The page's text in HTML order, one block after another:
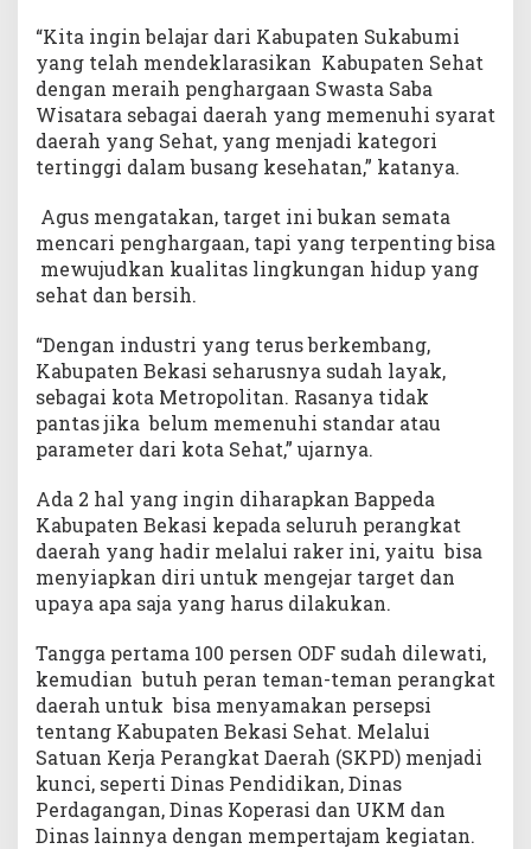
“Kita ingin belajar dari Kabupaten Sukabumi
yang telah mendeklarasikan Kabupaten Sehat
dengan meraih penghargaan Swasta Saba
Wisatara sebagai daerah yang memenuhi syarat
daerah yang Sehat, yang menjadi kategori
tertinggi dalam busang kesehatan,” katanya.
Agus mengatakan, target ini bukan semata
mencari penghargaan, tapi yang terpenting bisa
mewujudkan kualitas lingkungan hidup yang
sehat dan bersih.
“Dengan industri yang terus berkembang,
Kabupaten Bekasi seharusnya sudah layak,
sebagai kota Metropolitan. Rasanya tidak
pantas jika belum memenuhi standar atau
parameter dari kota Sehat,” ujarnya.
Ada 2 hal yang ingin diharapkan Bappeda
Kabupaten Bekasi kepada seluruh perangkat
daerah yang hadir melalui raker ini, yaitu bisa
menyiapkan diri untuk mengejar target dan
upaya apa saja yang harus dilakukan.
Tangga pertama 100 persen ODF sudah dilewati,
kemudian butuh peran teman-teman perangkat
daerah untuk bisa menyamakan persepsi
tentang Kabupaten Bekasi Sehat. Melalui
Satuan Kerja Perangkat Daerah (SKPD) menjadi
kunci, seperti Dinas Pendidikan, Dinas
Perdagangan, Dinas Koperasi dan UKM dan
Dinas lainnya dengan mempertajam kegiatan.